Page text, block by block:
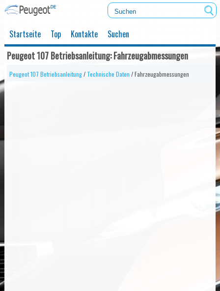
Startseite Top Kontakte Suchen
Peugeot 107 Betriebsanleitung: Fahrzeugabmessungen
Peugeot 107 Betriebsanleitung/ Technische Daten / Fahrzeugabmessungen